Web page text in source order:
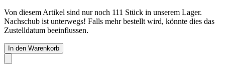
Von diesem Artikel sind nur noch 111 Stück in unserem Lager.
Nachschub ist unterwegs! Falls mehr bestellt wird, könnte dies das
Zustelldatum beeinflussen.
In den Warenkorb